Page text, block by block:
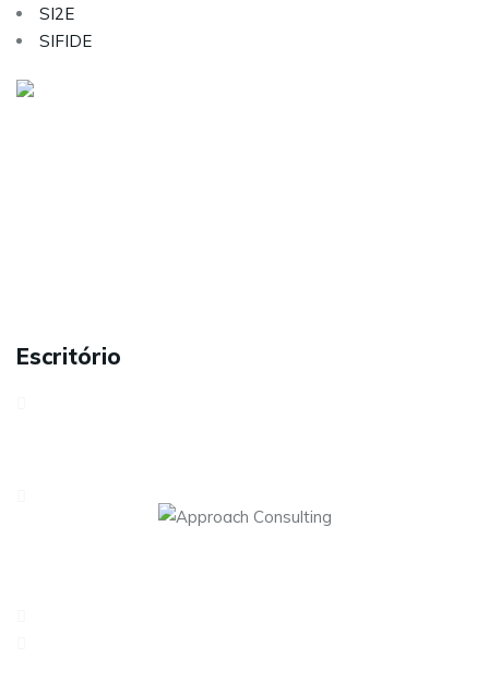
SI2E
SIFIDE
Escritório
Rua dos Três Lagares, Incubadora A Praça 6230-421